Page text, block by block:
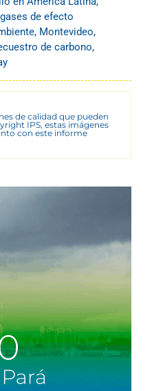
gases de efecto
, Montevideo,
de carbono,
de calidad que pueden
IPS, estas imágenes
con este informe